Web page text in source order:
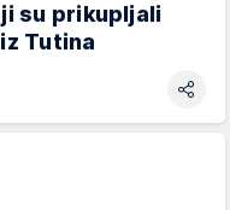
su prikupljali
Tutina